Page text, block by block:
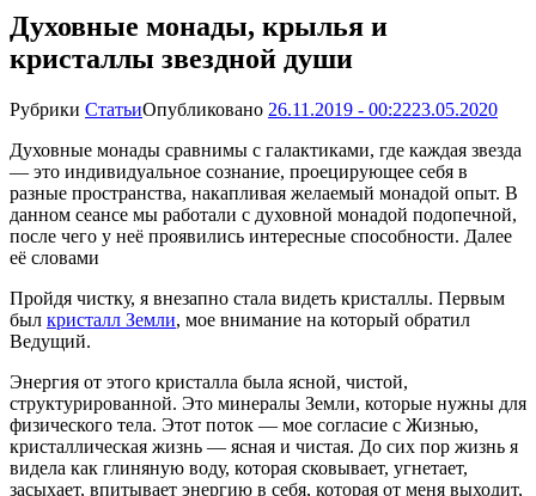
Духовные монады, крылья и
кристаллы звездной души
Рубрики СтатьиОпубликовано 26.11.2019 - 00:2223.05.2020
Духовные монады сравнимы с галактиками, где каждая звезда
— это индивидуальное сознание, проецирующее себя в
разные пространства, накапливая желаемый монадой опыт. В
данном сеансе мы работали с духовной монадой подопечной,
после чего у неё проявились интересные способности. Далее
её словами
Пройдя чистку, я внезапно стала видеть кристаллы. Первым
был кристалл Земли, мое внимание на который обратил
Ведущий.
Энергия от этого кристалла была ясной, чистой,
структурированной. Это минералы Земли, которые нужны для
физического тела. Этот поток — мое согласие с Жизнью,
кристаллическая жизнь — ясная и чистая. До сих пор жизнь я
видела как глиняную воду, которая сковывает, угнетает,
засыхает, впитывает энергию в себя, которая от меня выходит,